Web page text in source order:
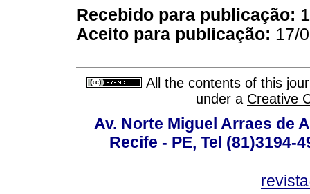
Recebido para publicação:
Aceito para publicação: 17/
All the contents of this
under a Creative
Av. Norte Miguel Arraes de
Recife - PE, Tel (81)3194-